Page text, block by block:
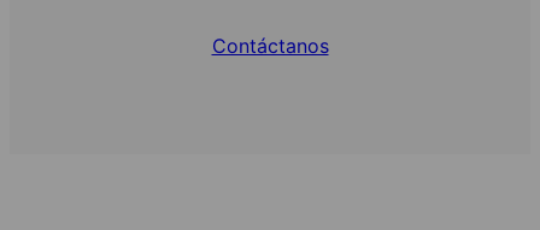
Contáctanos